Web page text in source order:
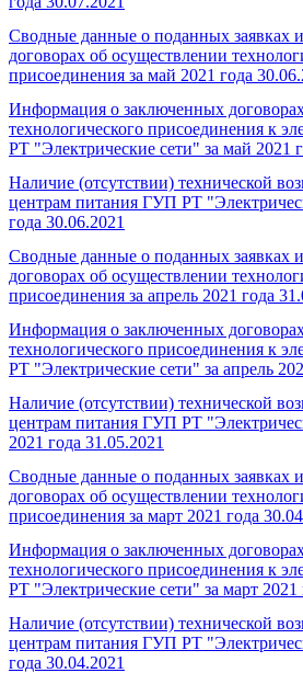
Сводные данные о поданных заявках
договорах об осуществлении
присоединения за май 2021 года
Информация о заключенных
технологического присоединения к
РТ "Электрические сети" за май 2021
Наличие (отсутствии) технической
центрам питания ГУП РТ
года 30.06.2021
Сводные данные о поданных заявках
договорах об осуществлении
присоединения за апрель 2021 года
Информация о заключенных
технологического присоединения к
РТ "Электрические сети" за апрель
Наличие (отсутствии) технической
центрам питания ГУП РТ
2021 года 31.05.2021
Сводные данные о поданных заявках
договорах об осуществлении
присоединения за март 2021 года
Информация о заключенных
технологического присоединения к
РТ "Электрические сети" за март 2021
Наличие (отсутствии) технической
центрам питания ГУП РТ
года 30.04.2021